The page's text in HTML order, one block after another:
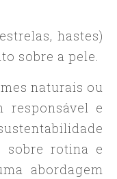
hastes)
sobre a pele.
naturais ou
responsável e
sobre rotina e
abordagem